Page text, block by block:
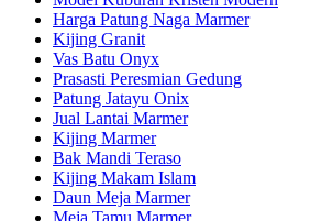
Harga Patung Naga Marmer
Kijing Granit
Vas Batu Onyx
Prasasti Peresmian Gedung
Patung Jatayu Onix
Jual Lantai Marmer
Kijing Marmer
Bak Mandi Teraso
Kijing Makam Islam
Daun Meja Marmer
Meja Tamu Marmer